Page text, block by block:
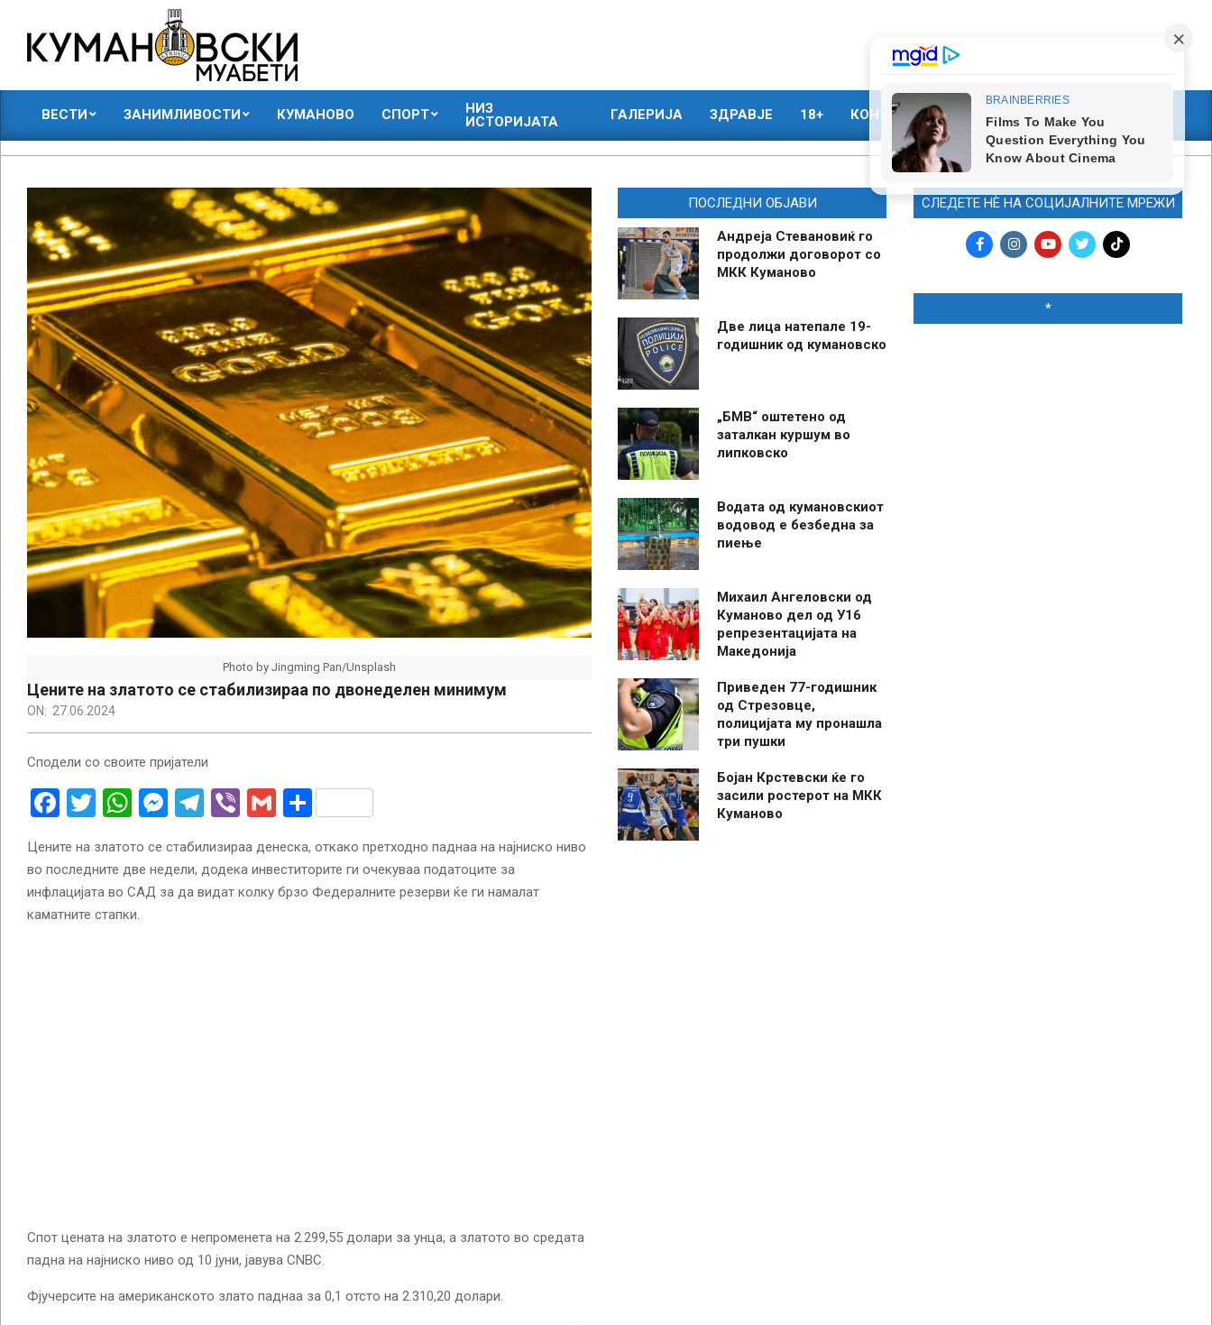
content
КУМАНОВСКИ
МУАБЕТИ
ВЕСТИ ЗАНИМЛИВОСТИ КУМАНОВО СПОРТ
НИЗ
ИСТОРИЈАТА
ГАЛЕРИЈА ЗДРАВЈЕ 18+ КОНТАКТ МАРКЕТИНГ
Photo by Jingming Pan/Unsplash
Цените на златото се стабилизираа по двонеделен минимум
ON: 27.06.2024
Сподели со своите пријатели
Facebook
Twitter
WhatsApp
Messenger
Telegram
ViberGmailShare
Цените на златото се стабилизираа денеска, откако претходно паднаа на најниско ниво
во последните две недели, додека инвеститорите ги очекуваа податоците за
инфлацијата во САД за да видат колку брзо Федералните резерви ќе ги намалат
каматните стапки.
Спот цената на златото е непроменета на 2.299,55 долари за унца, а златото во средата
падна на најниско ниво од 10 јуни, јавува CNBC.
Фјучерсите на американското злато паднаа за 0,1 отсто на 2.310,20 долари.
ПОСЛЕДНИ ОБЈАВИ
Андреја Стевановиќ го
продолжи договорот со
МКК Куманово
Две лица натепале 19-
годишник од кумановско
„БМВ“ оштетено од
заталкан куршум во
липковско
Водата од кумановскиот
водовод е безбедна за
пиење
Михаил Ангеловски од
Куманово дел од У16
репрезентацијата на
Македонија
Приведен 77-годишник
од Стрезовце,
полицијата му пронашла
три пушки
Бојан Крстевски ќе го
засили ростерот на МКК
Куманово
СЛЕДЕТЕ НЀ НА СОЦИЈАЛНИТЕ МРЕЖИ
*